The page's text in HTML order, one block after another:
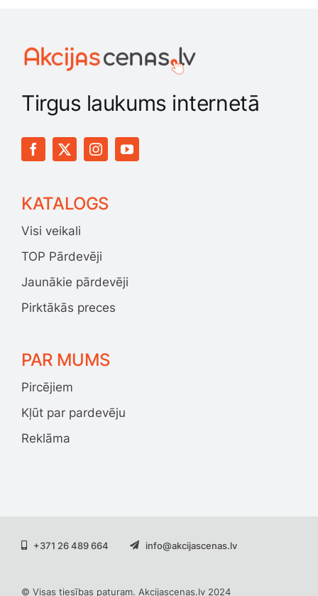
Tirgus laukums internetā
KATALOGS
Visi veikali
TOP Pārdevēji
Jaunākie pārdevēji
Pirktākās preces
PAR MUMS
Pircējiem
Kļūt par pardevēju
Reklāma
+371 26 489 664 info@akcijascenas.lv
© Visas tiesības paturam. Akcijascenas.lv 2024